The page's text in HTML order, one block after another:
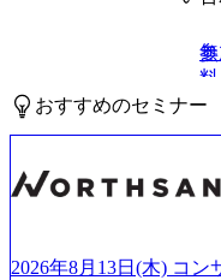
無
料
おすすめのセミナー
2026年8月13日(木) コン